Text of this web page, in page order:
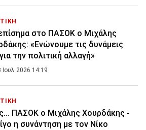
στο ΠΑΣΟΚ ο Μιχάλης
«Ενώνουμε τις δυνάμεις
την πολιτική αλλαγή»
Ιουλ 2026 14:19
ΠΑΣΟΚ ο Μιχάλης Χουρδάκης -
η συνάντηση με τον Νίκο